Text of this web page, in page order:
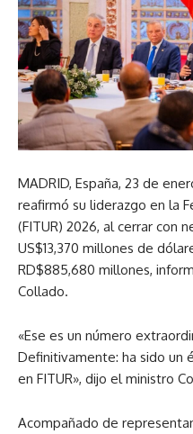
MADRID, España, 23 de
reafirmó su liderazgo en la
(FITUR) 2026, al cerrar con
US$13,370 millones de
RD$885,680 millones,
Collado.
«Ese es un número
Definitivamente: ha sido un
en FITUR», dijo el ministro
Acompañado de